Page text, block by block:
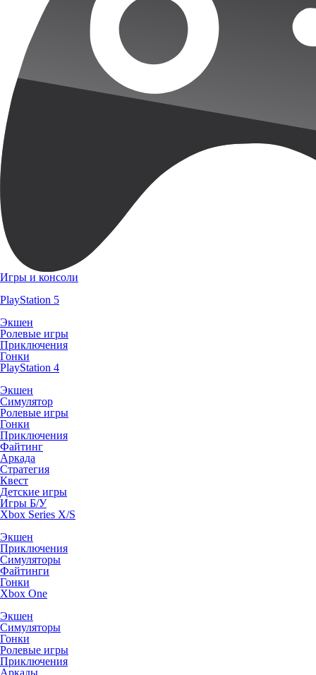
Игры и консоли
PlayStation 5
Экшен
Ролевые игры
Приключения
Гонки
PlayStation 4
Экшен
Симулятор
Ролевые игры
Гонки
Приключения
Файтинг
Аркада
Стратегия
Квест
Детские игры
Игры Б/У
Xbox Series X/S
Экшен
Приключения
Симуляторы
Файтинги
Гонки
Xbox One
Экшен
Симуляторы
Гонки
Ролевые игры
Приключения
Аркады